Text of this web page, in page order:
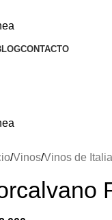
CONTACTO
Vinos Vinos de Italia